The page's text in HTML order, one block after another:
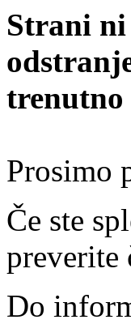
Strani
trenutno
Prosimo
Če ste
preverite
Do